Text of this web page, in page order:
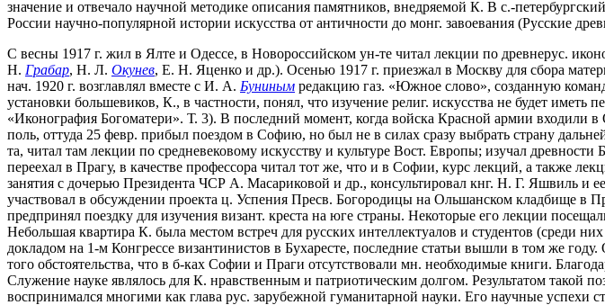
значение и отвечало научной методике описания памятников, внедряемой К. В с.-
России научно-популярной истории искусства от античности до монг. завоевания (Русские
С весны 1917 г. жил в Ялте и Одессе, в Новороссийском ун-те читал лекции по древнерус.
Н. Грабар, Н. Л. Окунев, Е. Н. Яценко и др.). Осенью 1917 г. приезжал в Москву для сбора
нач. 1920 г. возглавлял вместе с И. А. Буниным редакцию газ. «Южное слово», созданную
установки большевиков, К., в частности, понял, что изучение религ. искусства не будет
«Иконография Богоматери». Т. 3). В последний момент, когда войска Красной армии входили
поль, оттуда 25 февр. прибыл поездом в Софию, но был не в силах сразу выбрать страну
та, читал там лекции по средневековому искусству и культуре Вост. Европы; изучал
переехал в Прагу, в качестве профессора читал тот же, что и в Софии, курс лекций, а также
занятия с дочерью Президента ЧСР А. Масариковой и др., консультировал кнг. Н. Г. Яшвиль
участвовал в обсуждении проекта ц. Успения Пресв. Богородицы на Ольшанском кладбище в
предпринял поездку для изучения визант. креста на юге страны. Некоторые его лекции
Небольшая квартира К. была местом встреч для русских интеллектуалов и студентов
докладом на 1-м Конгрессе византинистов в Бухаресте, последние статьи вышли в том же
того обстоятельства, что в б-ках Софии и Праги отсутствовали мн. необходимые книги.
Служение науке являлось для К. нравственным и патриотическим долгом. Результатом такой
воспринимался многими как глава рус. зарубежной гуманитарной науки. Его научные успехи